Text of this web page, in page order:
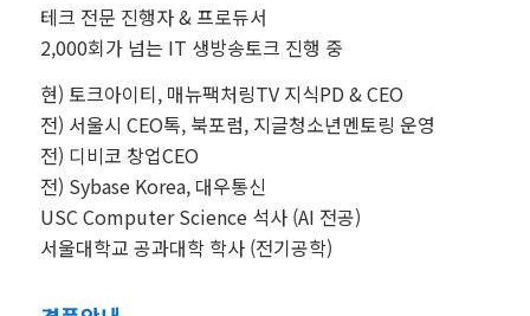
테크 전문 진행자 & 프로듀서
2,000회가 넘는 IT 생방송토크 진행 중
현) 토크아이티, 매뉴팩처링TV 지식PD & CEO
전) 서울시 CEO톡, 북포럼, 지글청소년멘토링 운영
전) 디비코 창업CEO
전) Sybase Korea, 대우통신
USC Computer Science 석사 (AI 전공)
서울대학교 공과대학 학사 (전기공학)